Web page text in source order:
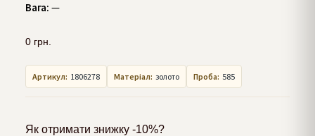
Вага: —
0 грн.
Артикул: 1806278 Матеріал: золото Проба: 585
Як отримати знижку -10%?